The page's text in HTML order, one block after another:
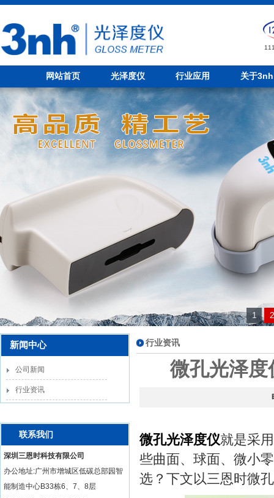
网站首页 光泽度仪 行业应用 关于3nh
1 2
新闻中心
公司新闻
行业资讯
联系我们
深圳三恩时科技有限公司
办公地址:广州市增城区低碳总部园智
能制造中心B33栋6、7、8层
行业资讯
微孔光泽
微孔光泽度仪就是采
些曲面、球面、微小
选？下文以三恩时微